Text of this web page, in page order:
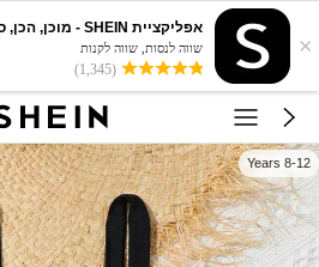
×
אפליקציית SHEIN - מוכן, הכן, סטייל!
שווה לנסות, שווה לקנות
(1,345)
8-12 Years